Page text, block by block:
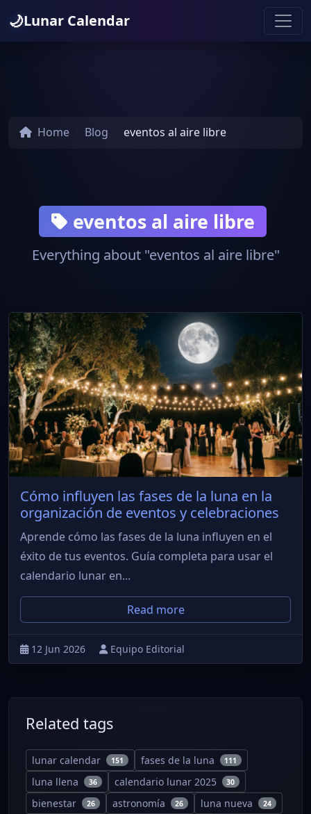
🌙Lunar Calendar
Home Blog eventos al aire libre
eventos al aire libre
Everything about "eventos al aire libre"
Cómo influyen las fases de la luna en la
organización de eventos y celebraciones
Aprende cómo las fases de la luna influyen en el
éxito de tus eventos. Guía completa para usar el
calendario lunar en...
Read more
12 Jun 2026 Equipo Editorial
Related tags
lunar calendar 151 fases de la luna 111
luna llena 36 calendario lunar 2025 30
bienestar 26 astronomía 26 luna nueva 24